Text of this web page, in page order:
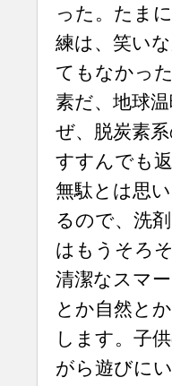
った。たま
練は、笑い
てもなかっ
素だ、地球
ぜ、脱炭素
すすんでも
無駄とは思
るので、洗
はもうそろ
清潔なスマ
とか自然と
します。子
がら遊びに